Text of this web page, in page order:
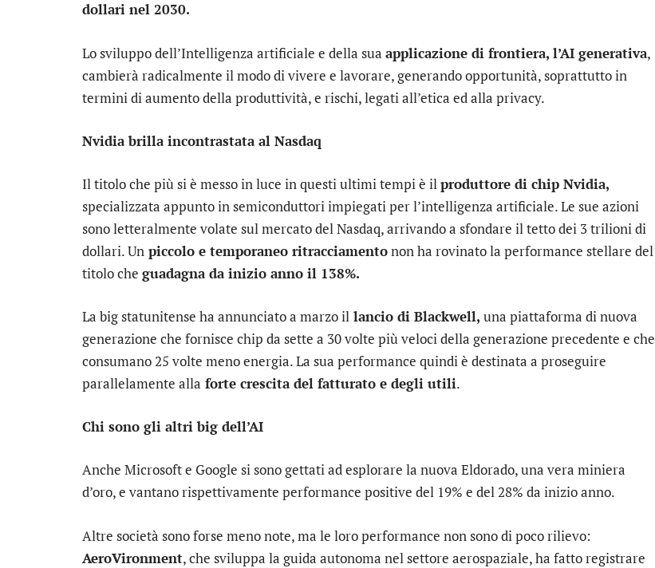
dollari nel 2030.
Lo sviluppo dell’Intelligenza artificiale e della sua applicazione di frontiera, l’AI generativa,
cambierà radicalmente il modo di vivere e lavorare, generando opportunità, soprattutto in
termini di aumento della produttività, e rischi, legati all’etica ed alla privacy.
Nvidia brilla incontrastata al Nasdaq
Il titolo che più si è messo in luce in questi ultimi tempi è ilproduttore di chip Nvidia,
specializzata appunto in semiconduttori impiegati per l’intelligenza artificiale. Le sue azioni
sono letteralmente volate sul mercato del Nasdaq, arrivando a sfondare il tetto dei 3 trilioni di
dollari. Un piccolo e temporaneo ritracciamentonon ha rovinato la performance stellare del
titolo che guadagna da inizio anno il 138%.
La big statunitense ha annunciato a marzo il lancio di Blackwell, una piattaforma di nuova
generazione che fornisce chip da sette a 30 volte più veloci della generazione precedente e che
consumano 25 volte meno energia. La sua performance quindi è destinata a proseguire
parallelamente alla forte crescita del fatturato e degli utili.
Chi sono gli altri big dell’AI
Anche Microsoft e Google si sono gettati ad esplorare la nuova Eldorado, una vera miniera
d’oro, e vantano rispettivamente performance positive del 19% e del 28% da inizio anno.
Altre società sono forse meno note, ma le loro performance non sono di poco rilievo:
AeroVironment, che sviluppa la guida autonoma nel settore aerospaziale, ha fatto registrare